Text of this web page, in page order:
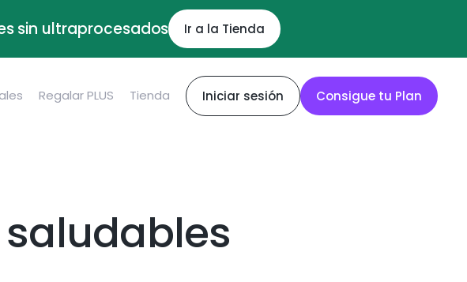
sin ultraprocesados Ir a la Tienda
Regalar PLUS Tienda Iniciar sesión Consigue tu Plan